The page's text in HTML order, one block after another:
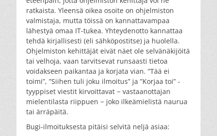
ratkaista. Yleensä oikea osoite on ohjelmiston
valmistaja, mutta töissä on kannattavampaa
lähestyä omaa IT-tukea. Yhteydenotto kannattaa
tehdä kirjallisesti (eli sähköpostitse) ja huolella.
Ohjelmiston kehittäjät eivät näet ole selvänäkijöitä
tai velhoja, vaan tarvitsevat runsaasti tietoa
voidakseen paikantaa ja korjata vian. ”Tää ei
toimi”, ”Siihen tuli joku ilmoitus” ja ”Korjaa toi” -
tyyppiset viestit kirvoittavat − vastaanottajan
mielentilasta riippuen − joko ilkeämielistä naurua
tai ärräpäitä.
Bugi-ilmoituksesta pitäisi selvitä neljä asiaa: